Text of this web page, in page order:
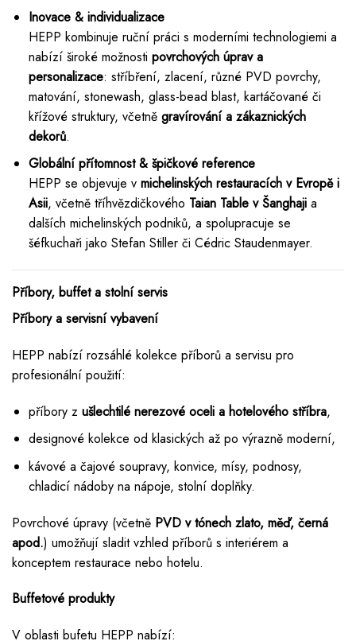
Inovace & individualizace
HEPP kombinuje ruční práci s moderními technologiemi a
nabízí široké možnosti povrchových úprav a
personalizace: stříbření, zlacení, různé PVD povrchy,
matování, stonewash, glass-bead blast, kartáčované či
křížové struktury, včetně gravírování a zákaznických
dekorů.
Globální přítomnost & špičkové reference
HEPP se objevuje v michelinských restauracích v Evropě i
Asii, včetně tříhvězdičkového Taian Table v Šanghajia
dalších michelinských podniků, a spolupracuje se
šéfkuchaři jako Stefan Stiller či Cédric Staudenmayer.
Příbory, buffet a stolní servis
Příbory a servisní vybavení
HEPP nabízí rozsáhlé kolekce příborů a servisu pro
profesionální použití:
příbory z ušlechtilé nerezové oceli a hotelového stříbra,
designové kolekce od klasických až po výrazně moderní,
kávové a čajové soupravy, konvice, mísy, podnosy,
chladicí nádoby na nápoje, stolní doplňky.
Povrchové úpravy (včetně PVD v tónech zlato, měď, černá
apod.) umožňují sladit vzhled příborů s interiérem a
konceptem restaurace nebo hotelu.
Buffetové produkty
V oblasti bufetu HEPP nabízí: